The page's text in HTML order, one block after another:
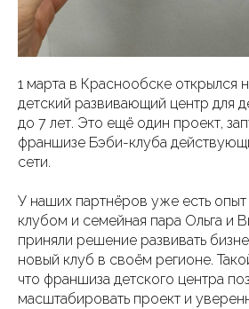
1 марта в Краснообске
детский развивающий центр для
до 7 лет. Это ещё один проект,
франшизе Бэби-клуба
сети.
У наших партнёров уже есть
клубом и семейная пара Ольга и
приняли решение развивать
новый клуб в своём регионе.
что франшиза детского центра
масштабировать проект и